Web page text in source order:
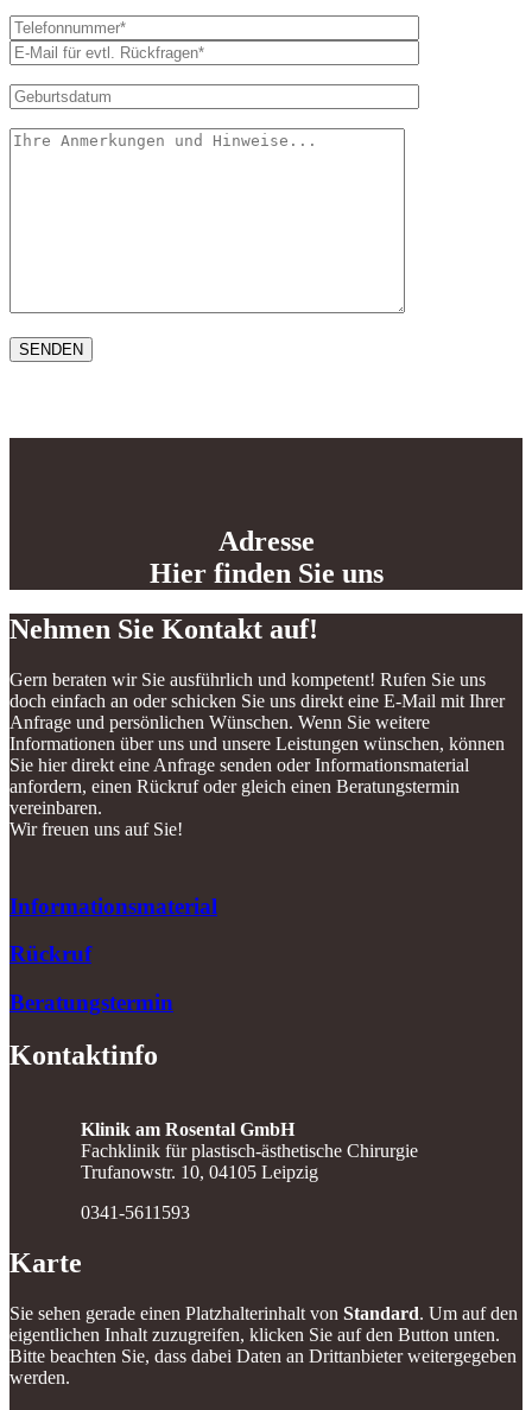
Adresse
Hier finden Sie uns
Nehmen Sie Kontakt auf!
Gern beraten wir Sie ausführlich und kompetent! Rufen Sie uns
doch einfach an oder schicken Sie uns direkt eine E-Mail mit Ihrer
Anfrage und persönlichen Wünschen. Wenn Sie weitere
Informationen über uns und unsere Leistungen wünschen, können
Sie hier direkt eine Anfrage senden oder Informationsmaterial
anfordern, einen Rückruf oder gleich einen Beratungstermin
vereinbaren.
Wir freuen uns auf Sie!
Informationsmaterial
Rückruf
Beratungstermin
Kontaktinfo
Klinik am Rosental GmbH
Fachklinik für plastisch-ästhetische Chirurgie
Trufanowstr. 10, 04105 Leipzig
0341-5611593
Karte
Sie sehen gerade einen Platzhalterinhalt von Standard. Um auf den
eigentlichen Inhalt zuzugreifen, klicken Sie auf den Button unten.
Bitte beachten Sie, dass dabei Daten an Drittanbieter weitergegeben
werden.